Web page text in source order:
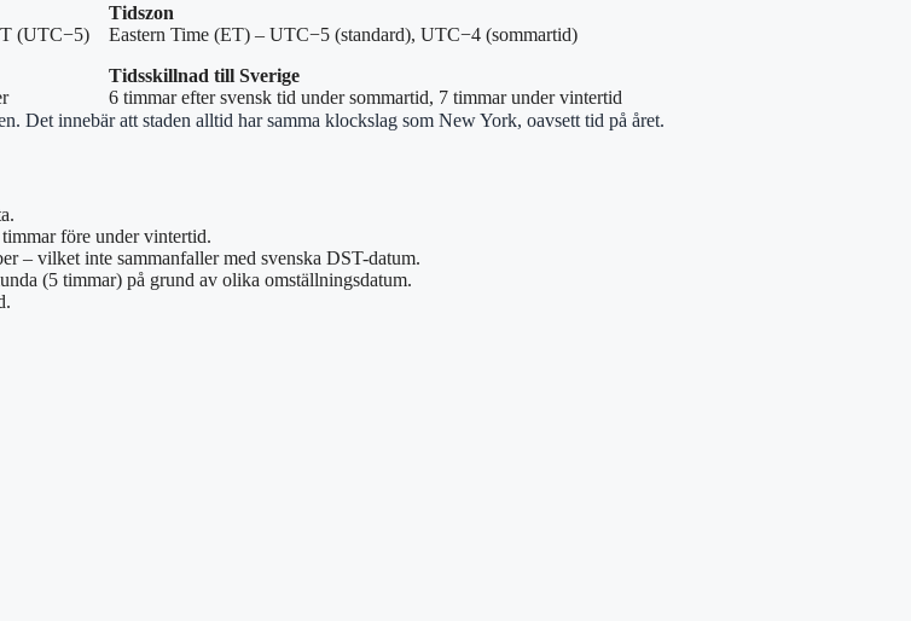
(UTC−5)
Tidszon
Eastern Time (ET) – UTC−5 (standard), UTC−4 (sommartid)
Tidsskillnad till Sverige
6 timmar efter svensk tid under sommartid, 7 timmar under vintertid
Det innebär att staden alltid har samma klockslag som New York, oavsett tid på året.
före under vintertid.
– vilket inte sammanfaller med svenska DST-datum.
(5 timmar) på grund av olika omställningsdatum.